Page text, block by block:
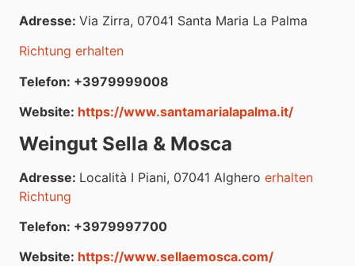
Adresse: Via Zirra, 07041 Santa Maria La Palma
Richtung erhalten
Telefon: +3979999008
Website: https://www.santamarialapalma.it/
Weingut Sella & Mosca
Adresse: Località I Piani, 07041 Alghero erhalten
Richtung
Telefon: +3979997700
Website: https://www.sellaemosca.com/